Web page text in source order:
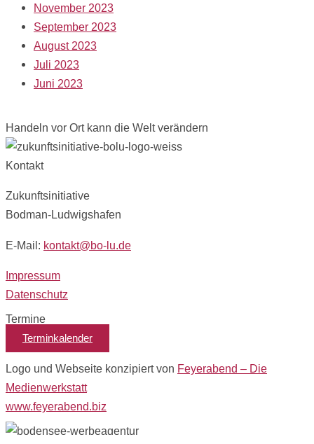
November 2023
September 2023
August 2023
Juli 2023
Juni 2023
Handeln vor Ort kann die Welt verändern
Kontakt
Zukunftsinitiative
Bodman-Ludwigshafen
E-Mail: kontakt@bo-lu.de
Impressum
Datenschutz
Termine
Terminkalender
Logo und Webseite konzipiert von Feyerabend – Die
Medienwerkstatt
www.feyerabend.biz